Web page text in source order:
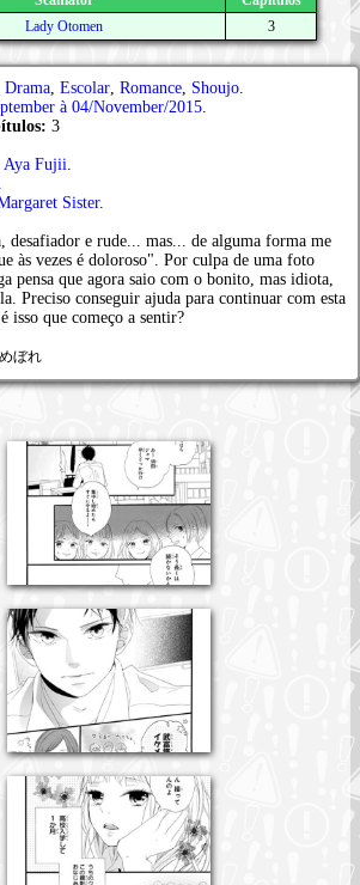
Lady Otomen
3
Drama Escolar Romance Shoujo
à 04/November/2015
3
Aya Fujii
Sister.
desafiador e rude... mas... de alguma forma me
às vezes é doloroso". Por culpa de uma foto
pensa que agora saio com o bonito, mas idiota,
Preciso conseguir ajuda para continuar com esta
isso que começo a sentir?
ぼれ